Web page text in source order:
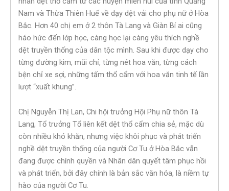
Nam và Thừa Thiên Huế về dạy dệt vải cho phụ nữ ở Hòa
Bắc. Hơn 40 chị em ở 2 thôn Tà Lang và Giàn Bí ai cũng
háo hức đến lớp học, càng học lại càng yêu thích nghề
dệt truyền thống của dân tộc mình. Sau khi được dạy cho
từng đường kim, mũi chỉ, từng nét hoa văn, từng cách
bện chỉ xe sợi, những tấm thổ cẩm với hoa văn tinh tế lần
lượt “xuất khung”.
Chị Nguyễn Thị Lan, Chi hội trưởng Hội Phụ nữ thôn Tà
Lang, Tổ trưởng Tổ liên kết dệt thổ cẩm chia sẻ, mặc dù
còn nhiều khó khăn, nhưng việc khôi phục và phát triển
nghề dệt truyền thống của người Cơ Tu ở Hòa Bắc vẫn
đang được chính quyền và Nhân dân quyết tâm phục hồi
và phát triển, bởi đây chính là bản sắc văn hóa, là niềm tự
hào của người Cơ Tu.